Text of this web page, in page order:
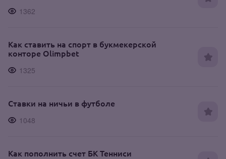
1362
Как ставить на спорт в букмекерской
конторе Olimpbet
1325
Ставки на ничьи в футболе
1048
Как пополнить счет БК Тенниси